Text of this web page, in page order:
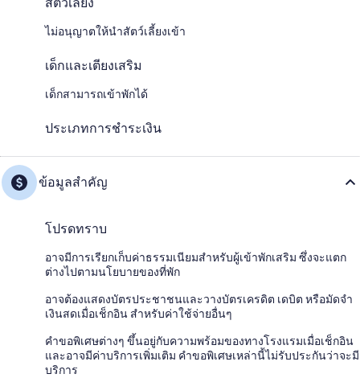
ไม่อนุญาตให้นำสัตว์เลี้ยงเข้า
เด็กและเตียงเสริม
เด็กสามารถเข้าพักได้
ประเภทการชำระเงิน
ข้อมูลสำคัญ
โปรดทราบ
อาจมีการเรียกเก็บค่าธรรมเนียมสำหรับผู้เข้าพักเสริม ซึ่งจะแตก
ต่างไปตามนโยบายของที่พัก
อาจต้องแสดงบัตรประชาชนและวางบัตรเครดิต เดบิต หรือมัดจำ
เงินสดเมื่อเช็กอิน สำหรับค่าใช้จ่ายอื่นๆ
คำขอพิเศษต่างๆ ขึ้นอยู่กับความพร้อมของทางโรงแรมเมื่อเช็กอิน
และอาจมีค่าบริการเพิ่มเติม คำขอพิเศษเหล่านี้ไม่รับประกันว่าจะมี
บริการ